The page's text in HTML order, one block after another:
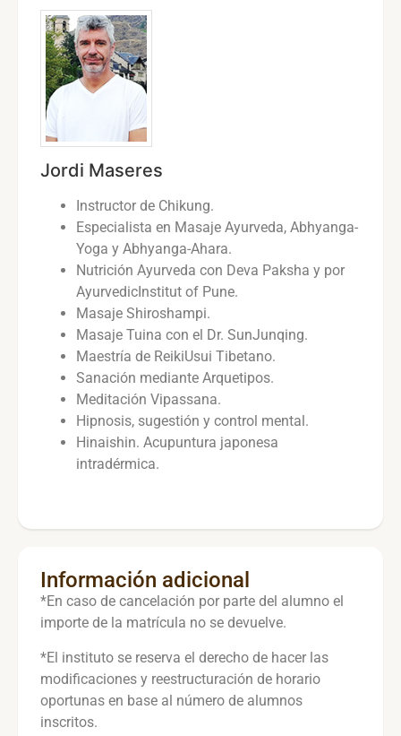
Jordi Maseres
Instructor de Chikung.
Especialista en Masaje Ayurveda, Abhyanga-
Yoga y Abhyanga-Ahara.
Nutrición Ayurveda con Deva Paksha y por
AyurvedicInstitut of Pune.
Masaje Shiroshampi.
Masaje Tuina con el Dr. SunJunqing.
Maestría de ReikiUsui Tibetano.
Sanación mediante Arquetipos.
Meditación Vipassana.
Hipnosis, sugestión y control mental.
Hinaishin. Acupuntura japonesa
intradérmica.
Información adicional
*En caso de cancelación por parte del alumno el
importe de la matrícula no se devuelve.
*El instituto se reserva el derecho de hacer las
modificaciones y reestructuración de horario
oportunas en base al número de alumnos
inscritos.